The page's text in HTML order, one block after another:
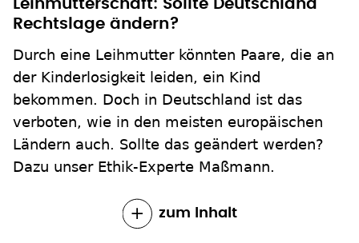
Leihmutterschaft: Sollte Deutschland
Rechtslage ändern?
Durch eine Leihmutter könnten Paare, die an
der Kinderlosigkeit leiden, ein Kind
bekommen. Doch in Deutschland ist das
verboten, wie in den meisten europäischen
Ländern auch. Sollte das geändert werden?
Dazu unser Ethik-Experte Maßmann.
zum Inhalt